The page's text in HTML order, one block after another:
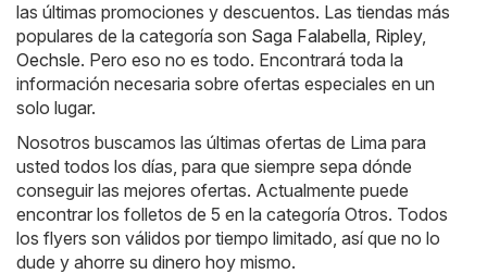
las últimas promociones y descuentos. Las tiendas más
populares de la categoría son Saga Falabella Ripley,
Oechsle. Pero eso no es todo. Encontrará toda la
información necesaria sobre ofertas especiales en un
solo lugar.
Nosotros buscamos las últimas ofertas de Lima para
usted todos los días, para que siempre sepa dónde
conseguir las mejores ofertas. Actualmente puede
encontrar los folletos de 5 en la categoría Otros. Todos
los flyers son válidos por tiempo limitado, así que no lo
dude y ahorre su dinero hoy mismo.